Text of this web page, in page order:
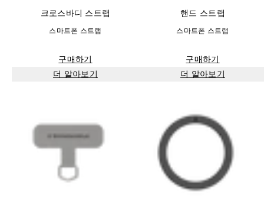
크로스바디 스트랩
스마트폰 스트랩
구매하기
더 알아보기
핸드 스트랩
스마트폰 스트랩
구매하기
더 알아보기